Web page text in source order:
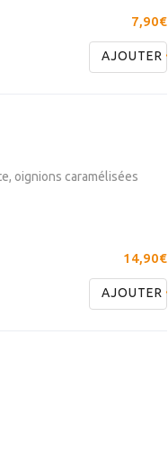
7,90€
AJOUTER
oignions caramélisées
14,90€
AJOUTER